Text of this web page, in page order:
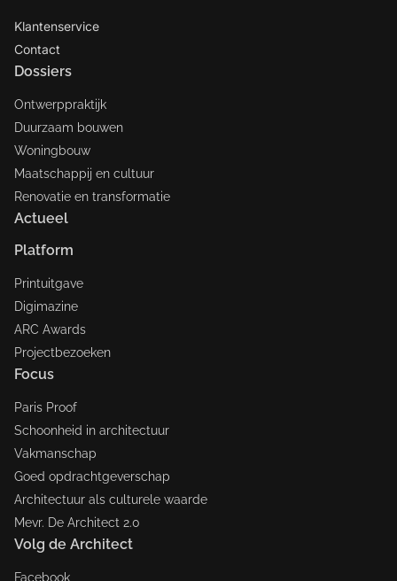
Klantenservice
Contact
Dossiers
Ontwerppraktijk
Duurzaam bouwen
Woningbouw
Maatschappij en cultuur
Renovatie en transformatie
Actueel
Platform
Printuitgave
Digimazine
ARC Awards
Projectbezoeken
Focus
Paris Proof
Schoonheid in architectuur
Vakmanschap
Goed opdrachtgeverschap
Architectuur als culturele waarde
Mevr. De Architect 2.0
Volg de Architect
Facebook